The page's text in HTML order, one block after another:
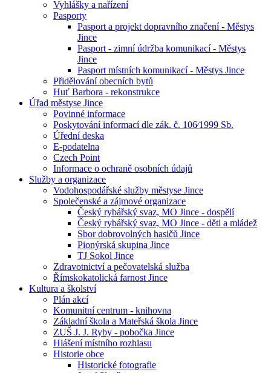
Vyhlášky a nařízení
Pasporty
Pasport a projekt dopravního značení - Městys
Jince
Pasport - zimní údržba komunikací - Městys
Jince
Pasport místních komunikací - Městys Jince
Přidělování obecních bytů
Huť Barbora - rekonstrukce
Úřad městyse Jince
Povinné informace
Poskytování informací dle zák. č. 106⁄1999 Sb.
Úřední deska
E-podatelna
Czech Point
Informace o ochraně osobních údajů
Služby a organizace
Vodohospodářské služby městyse Jince
Společenské a zájmové organizace
Český rybářský svaz, MO Jince - dospělí
Český rybářský svaz, MO Jince - děti a mládež
Sbor dobrovolných hasičů Jince
Pionýrská skupina Jince
TJ Sokol Jince
Zdravotnictví a pečovatelská služba
Římskokatolická farnost Jince
Kultura a školství
Plán akcí
Komunitní centrum - knihovna
Základní škola a Mateřská škola Jince
ZUŠ J. J. Ryby - pobočka Jince
Hlášení místního rozhlasu
Historie obce
Historické fotografie